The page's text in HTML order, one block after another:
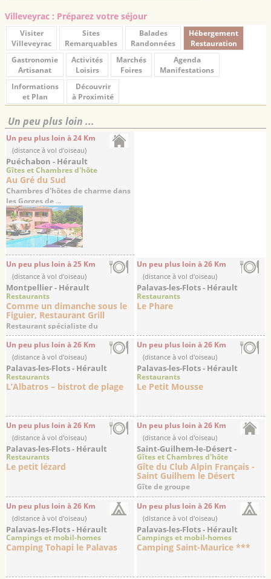
Villeveyrac : Préparez votre séjour
Visiter
Villeveyrac
Sites
Remarquables
Balades
Randonnées
Hébergement
Restauration
Gastronomie
Artisanat
Activités
Loisirs
Marchés
Foires
Agenda
Manifestations
Informations
et Plan
Découvrir
à Proximité
Un peu plus loin ...
Un peu plus loin à 24 Km
(distance à vol d'oiseau)
Puéchabon - Hérault
Gîtes et Chambres d'hôte
Au Gré du Sud
Chambres d'hôtes de charme dans
les Gorges de ...
Un peu plus loin à 25 Km
(distance à vol d'oiseau)
Montpellier - Hérault
Restaurants
Comme un dimanche sous le
Figuier, Restaurant Grill
Restaurant spécialiste du
Barbecue, Bar à vins
Un peu plus loin à 26 Km
(distance à vol d'oiseau)
Palavas-les-Flots - Hérault
Restaurants
Le Phare
Un peu plus loin à 26 Km
(distance à vol d'oiseau)
Palavas-les-Flots - Hérault
Restaurants
L’Albatros – bistrot de plage
Un peu plus loin à 26 Km
(distance à vol d'oiseau)
Palavas-les-Flots - Hérault
Restaurants
Le Petit Mousse
Un peu plus loin à 26 Km
(distance à vol d'oiseau)
Palavas-les-Flots - Hérault
Restaurants
Le petit lézard
Un peu plus loin à 26 Km
(distance à vol d'oiseau)
Saint-Guilhem-le-Désert -
Hérault
Gîtes et Chambres d'hôte
Gîte du Club Alpin Français -
Saint Guilhem le Désert
Gîte de groupe
Un peu plus loin à 26 Km
(distance à vol d'oiseau)
Palavas-les-Flots - Hérault
Campings et mobil-homes
Camping Tohapi le Palavas
Un peu plus loin à 26 Km
(distance à vol d'oiseau)
Palavas-les-Flots - Hérault
Campings et mobil-homes
Camping Saint-Maurice ***